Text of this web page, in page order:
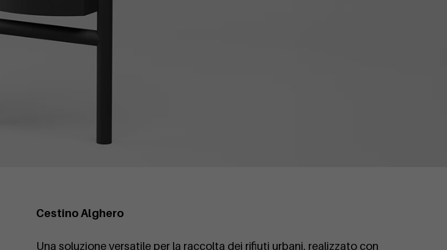
Cestino Alghero
Una soluzione versatile per la raccolta dei rifiuti urbani, realizzato con